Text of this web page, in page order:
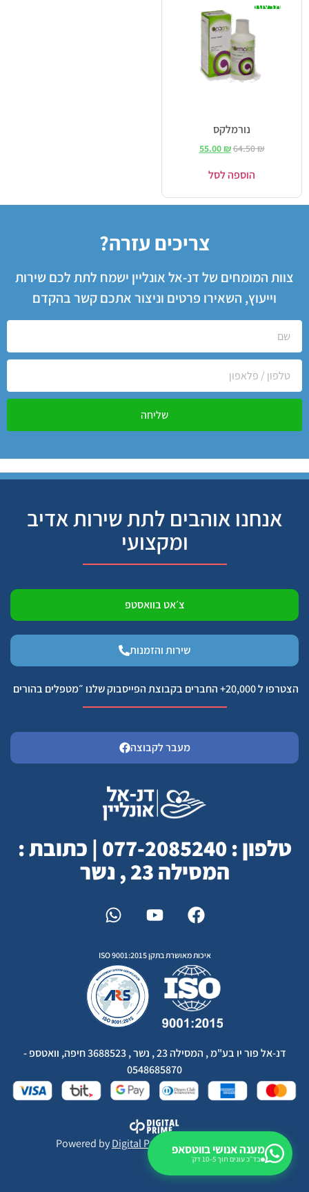
מבצע!
נורמלקס
64.50₪
55.00₪
הוספה לסל
צריכים עזרה?
צוות המומחים של דנ-אל אונליין ישמח לתת לכם שירות
וייעוץ, השאירו פרטים וניצור אתכם קשר בהקדם
שליחה
אנחנו אוהבים לתת שירות אדיב
ומקצועי
צ׳אט בוואסטפ
שירות והזמנות
הצטרפו ל 20,000+ החברים בקבוצת הפייסבוק שלנו ״מטפלים בהורים
מעבר לקבוצה
טלפון : 077-2085240 | כתובת :
המסילה 23 , נשר
איכות מאושרת בתקן ISO 9001:2015
דנ-אל פור יו בע"מ , המסילה 23 , נשר , 3688523 חיפה, וואטספ -
0548685870
Powered byDigital Prime Monetization LTD
מענה אנושי בווטסאפ
בד״כ עונים תוך 5–10 דק׳